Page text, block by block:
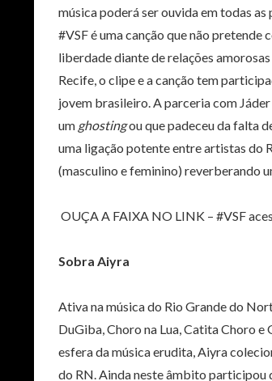
música poderá ser ouvida em todas
#VSF é uma canção que não
liberdade diante de relações
Recife, o clipe e a canção tem
jovem brasileiro. A parceria com
um ghostingou que padeceu da falta
uma ligação potente entre artistas do
(masculino e feminino) reverberando
OUÇA A FAIXA NO LINK – #VSF
Sobra Aiyra
Ativa na música do Rio Grande do
DuGiba, Choro na Lua, Catita Choro e
esfera da música erudita, Aiyra
do RN. Ainda neste âmbito participou